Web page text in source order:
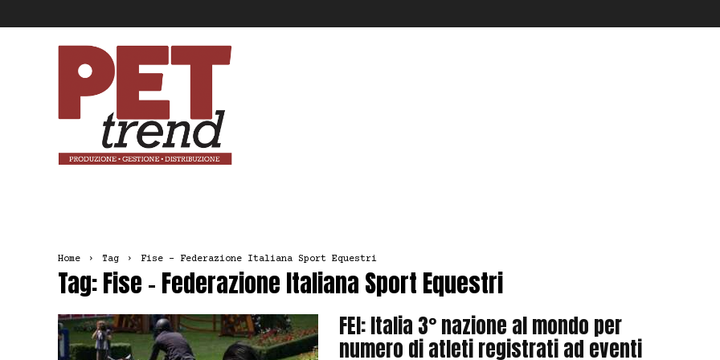
Pet
Trend
Home Tag Fise – Federazione Italiana Sport Equestri
Tag: Fise – Federazione Italiana Sport Equestri
FEI: Italia 3° nazione al mondo per
numero di atleti registrati ad eventi